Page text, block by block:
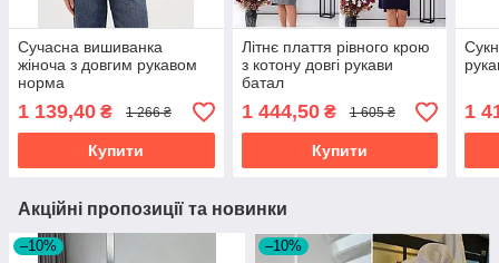
Сучасна вишиванка
жіноча з довгим рукавом
норма
1 139,40 ₴ 1 266 ₴
Купити
Літнє плаття рівного крою
з котону довгі рукави
батал
1 444,50₴ 1 605 ₴
Купити
1
Акційні пропозиції та новинки
–10% –10%